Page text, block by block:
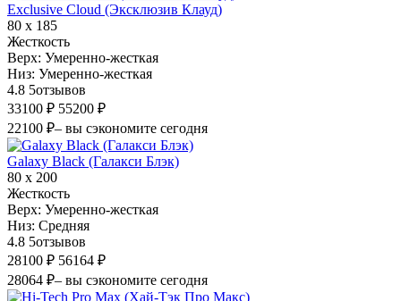
Exclusive Cloud (Эксклюзив Клауд)
80 х 185
Жесткость
Верх: Умеренно-жесткая
Низ: Умеренно-жесткая
4.8 5отзывов
33100 ₽ 55200 ₽
22100 ₽– вы сэкономите сегодня
Galaxy Black (Галакси Блэк)
80 х 200
Жесткость
Верх: Умеренно-жесткая
Низ: Средняя
4.8 5отзывов
28100 ₽ 56164 ₽
28064 ₽– вы сэкономите сегодня